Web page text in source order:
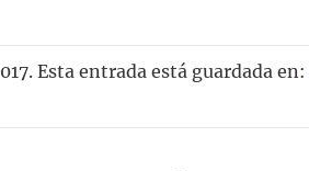
Esta entrada está guardada en: